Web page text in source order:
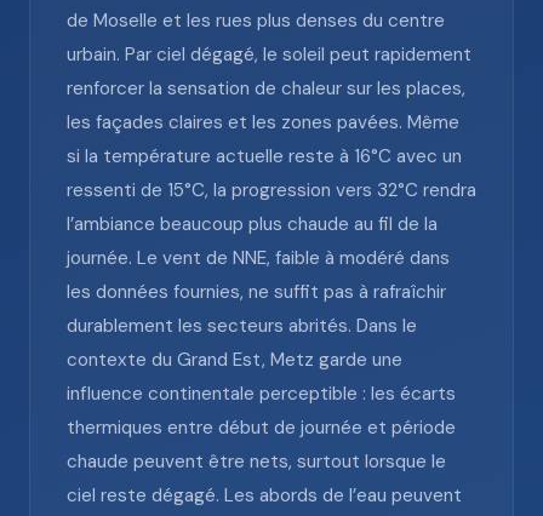
de Moselle et les rues plus denses du centre
urbain. Par ciel dégagé, le soleil peut rapidement
renforcer la sensation de chaleur sur les places,
les façades claires et les zones pavées. Même
si la température actuelle reste à 16°C avec un
ressenti de 15°C, la progression vers 32°C rendra
l’ambiance beaucoup plus chaude au fil de la
journée. Le vent de NNE, faible à modéré dans
les données fournies, ne suffit pas à rafraîchir
durablement les secteurs abrités. Dans le
contexte du Grand Est, Metz garde une
influence continentale perceptible : les écarts
thermiques entre début de journée et période
chaude peuvent être nets, surtout lorsque le
ciel reste dégagé. Les abords de l’eau peuvent